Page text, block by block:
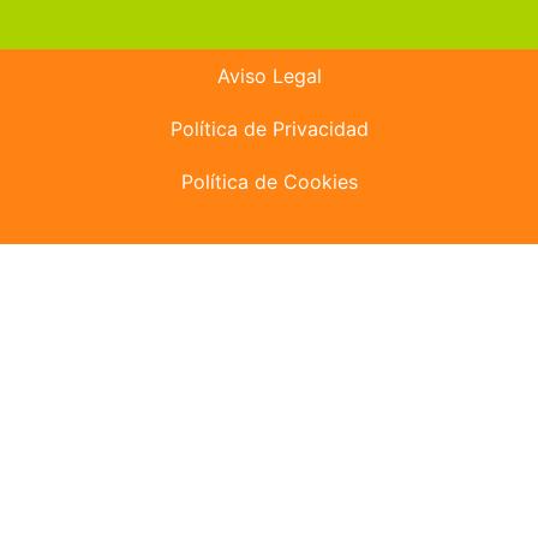
Aviso Legal
Política de Privacidad
Política de Cookies